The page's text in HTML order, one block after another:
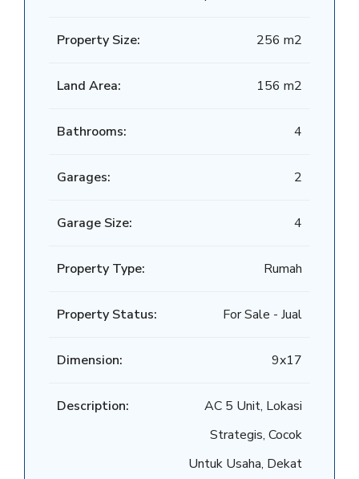
Property Size: 256 m2
Land Area: 156 m2
Bathrooms: 4
Garages: 2
Garage Size: 4
Property Type: Rumah
Property Status: For Sale - Jual
Dimension: 9x17
Description:
AC 5 Unit, Lokasi
Strategis, Cocok
Untuk Usaha, Dekat